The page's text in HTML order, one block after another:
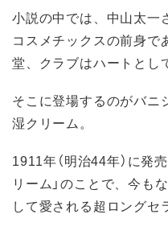
小説の中では、中山太一
コスメチックスの前身で
堂、クラブはハートとし
そこに登場するのがバニ
湿クリーム。
1911年（明治44年）に発
リーム」のことで、今も
して愛される超ロングセ